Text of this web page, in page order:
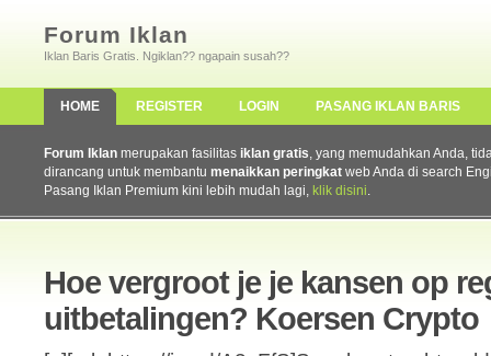
Forum Iklan
Iklan Baris Gratis. Ngiklan?? ngapain susah??
HOME REGISTER LOGIN PASANG IKLAN BARIS
Forum Iklan merupakan fasilitas iklan gratis, yang memudahkan Anda,
dirancang untuk membantu menaikkan peringkat web Anda di search
Pasang Iklan Premium kini lebih mudah lagi, klik disini.
Hoe vergroot je je kansen op
uitbetalingen? Koersen Crypto